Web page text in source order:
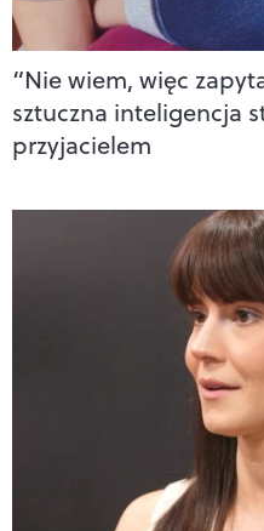
“Nie wiem, więc
sztuczna inteligencja
przyjacielem